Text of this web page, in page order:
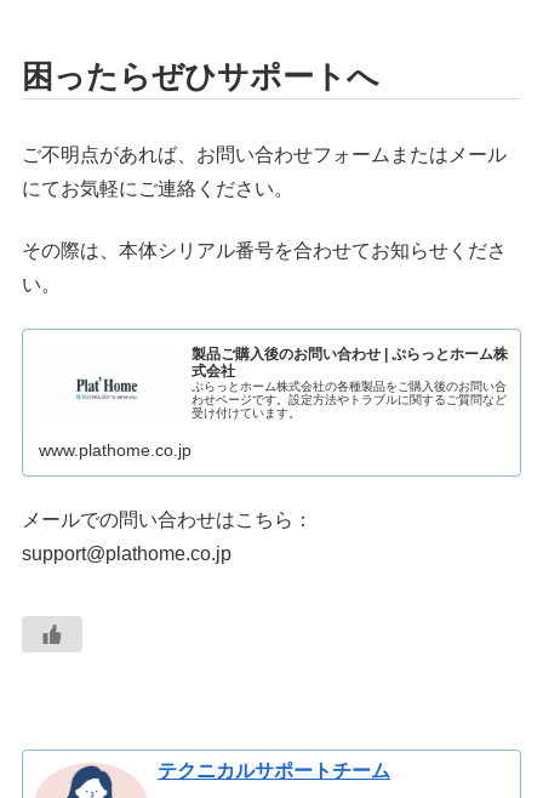
困ったらぜひサポートへ
ご不明点があれば、お問い合わせフォームまたはメール
にてお気軽にご連絡ください。
その際は、本体シリアル番号を合わせてお知らせくださ
い。
製品ご購入後のお問い合わせ | ぷらっとホーム株
式会社
ぷらっとホーム株式会社の各種製品をご購入後のお問い合
わせページです。設定方法やトラブルに関するご質問など
受け付けています。
www.plathome.co.jp
メールでの問い合わせはこちら：
support@plathome.co.jp
テクニカルサポートチーム